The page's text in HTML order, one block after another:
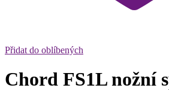
Přidat do oblíbených
Chord FS1L nožní